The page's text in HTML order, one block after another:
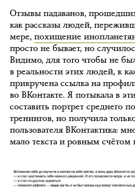
Отзывы падаванов,
как рассказы людей,
мере, похищение
просто не бывает, но
Видимо, для того чтобы не
в реальности этих людей, к
прикручена ссылка на
во ВКонтакте. Я потыкала в
составить портрет среднего
тренингов, но получила
пользователя ВКонтактика:
мало текста и ровным счётом